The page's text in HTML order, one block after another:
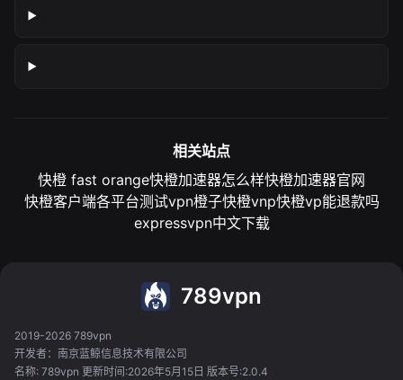
相关站点
快橙 fast orange快橙加速器怎么样快橙加速器官网
快橙客户端各平台测试vpn橙子快橙vnp快橙vp能退款吗
expressvpn中文下载
789vpn
2019-2026 789vpn
开发者：南京蓝鲸信息技术有限公司
名称: 789vpn 更新时间:2026年5月15日 版本号:2.0.4